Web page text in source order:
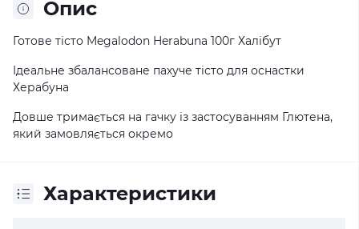
Опис
Готове тісто Megalodon Herabuna 100г Халібут
Ідеальне збалансоване пахуче тісто для оснастки
Херабуна
Довше тримається на гачку із застосуванням Глютена,
який замовляється окремо
Характеристики